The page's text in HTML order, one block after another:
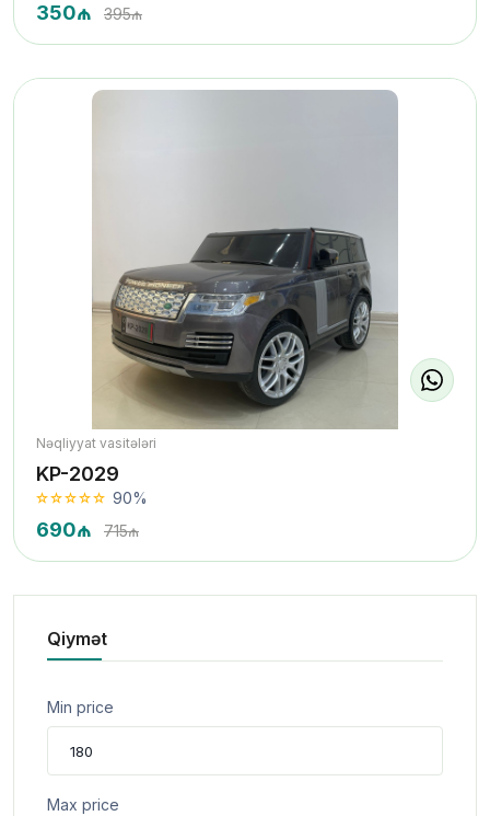
350₼ 395₼
Nəqliyyat vasitələri
KP-2029
90%
690₼ 715₼
Qiymət
Min price
Max price